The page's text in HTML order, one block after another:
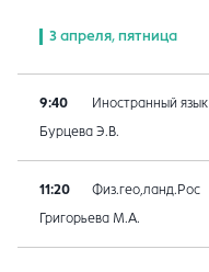
3 апреля, пятница
9:40 Иностранный язык
Бурцева Э.В.
11:20 Физ.гео,ланд.Рос
Григорьева М.А.